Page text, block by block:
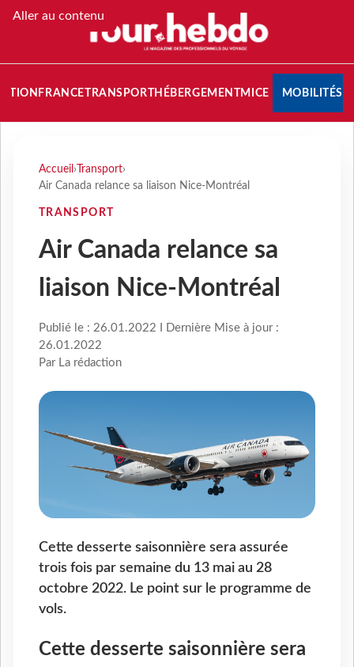
Aller au contenu
FRANCETRANSPORT HÉBERGEMENTMICE MOBILITÉS
Accueil › Transport›
Air Canada relance sa liaison Nice-Montréal
TRANSPORT
Air Canada relance sa
liaison Nice-Montréal
Publié le : 26.01.2022 I Dernière Mise à jour :
26.01.2022
Par La rédaction
Cette desserte saisonnière sera assurée
trois fois par semaine du 13 mai au 28
octobre 2022. Le point sur le programme de
vols.
Cette desserte saisonnière sera